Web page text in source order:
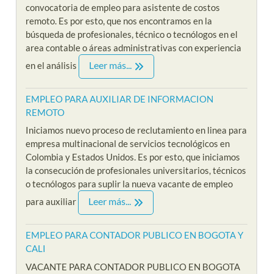
convocatoria de empleo para asistente de costos
remoto. Es por esto, que nos encontramos en la
búsqueda de profesionales, técnico o tecnólogos en el
area contable o áreas administrativas con experiencia
en el análisis
Leer más...
EMPLEO PARA AUXILIAR DE INFORMACION
REMOTO
Iniciamos nuevo proceso de reclutamiento en linea para
empresa multinacional de servicios tecnológicos en
Colombia y Estados Unidos. Es por esto, que iniciamos
la consecución de profesionales universitarios, técnicos
o tecnólogos para suplir la nueva vacante de empleo
para auxiliar
Leer más...
EMPLEO PARA CONTADOR PUBLICO EN BOGOTA Y
CALI
VACANTE PARA CONTADOR PUBLICO EN BOGOTA